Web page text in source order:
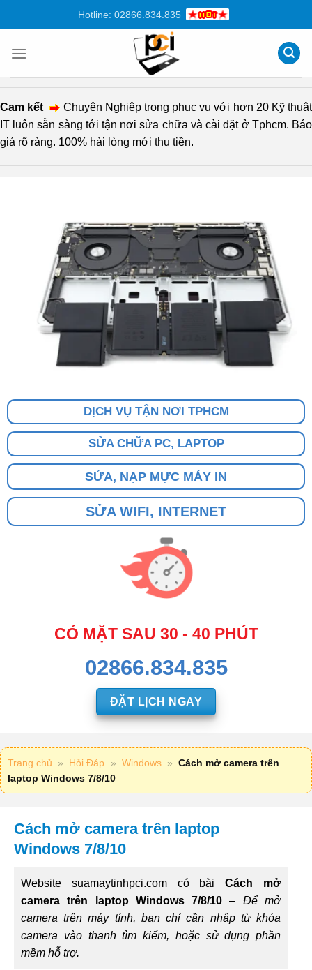
dung
Hotline: 02866.834.835
Cam kết
Chuyên Nghiệp trong phục vụ với hơn 20 Kỹ thuật
IT luôn sẵn sàng tới tận nơi sửa chữa và cài đặt ở Tphcm. Báo
giá rõ ràng. 100% hài lòng mới thu tiền.
DỊCH VỤ TẬN NƠI TPHCM
SỬA CHỮA PC, LAPTOP
SỬA, NẠP MỰC MÁY IN
SỬA WIFI, INTERNET
CÓ MẶT SAU 30 - 40 PHÚT
02866.834.835
ĐẶT LỊCH NGAY
Trang chủ » Hỏi Đáp » Windows » Cách mở camera trên
laptop Windows 7/8/10
Cách mở camera trên laptop
Windows 7/8/10
Website suamaytinhpci.comcó bàiCách mở
camera trên laptop Windows 7/8/10 – Để mở
camera trên máy tính, bạn chỉ cần nhập từ khóa
camera vào thanh tìm kiếm, hoặc sử dụng phần
mềm hỗ trợ.